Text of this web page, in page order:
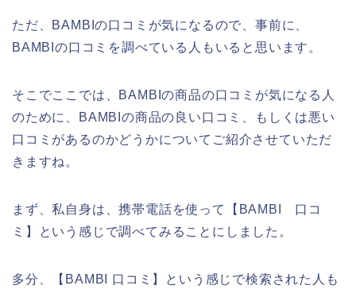
ただ、BAMBIの口コミが気になるので、事前に、
BAMBIの口コミを調べている人もいると思います。
そこでここでは、BAMBIの商品の口コミが気になる人
のために、BAMBIの商品の良い口コミ、もしくは悪い
口コミがあるのかどうかについてご紹介させていただ
きますね。
まず、私自身は、携帯電話を使って【BAMBI 口コ
ミ】という感じで調べてみることにしました。
多分、【BAMBI 口コミ】という感じで検索された人も